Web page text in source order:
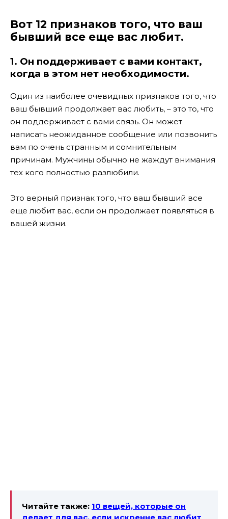
Вот 12 признаков того, что ваш
бывший все еще вас любит.
1. Он поддерживает с вами контакт,
когда в этом нет необходимости.
Один из наиболее очевидных признаков того, что
ваш бывший продолжает вас любить, – это то, что
он поддерживает с вами связь. Он может
написать неожиданное сообщение или позвонить
вам по очень странным и сомнительным
причинам. Мужчины обычно не жаждут внимания
тех кого полностью разлюбили.
Это верный признак того, что ваш бывший все
еще любит вас, если он продолжает появляться в
вашей жизни.
Читайте также: 10 вещей, которые он
делает для вас, если искренне вас любит